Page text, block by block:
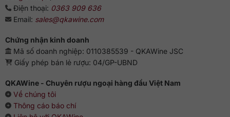
Uống nguyên chất (uống neat), thưởng thức cùng đá viên
sành nhất dành cho rượu whisky của hãng The Macallan.
Điện thoại: 0363 909 636
Email: sales@qkawine.com
Chứng nhận kinh doanh
Mã số doanh nghiệp: 0110385539 - QKAWine JSC
Giấy phép bán lẻ rượu: 04/GP-UBND
QKAWine - Chuyên rượu ngoại hàng đầu Việt Nam
Về chúng tôi
Thông cáo báo chí